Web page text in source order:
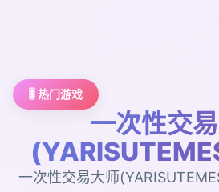
🎚️ 热门游戏
一次性交
一次性交易大师